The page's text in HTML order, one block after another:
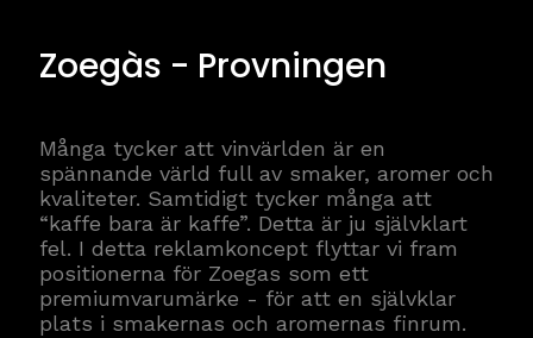
Zoegàs - Provningen
Många tycker att vinvärlden är en
spännande värld full av smaker, aromer och
kvaliteter. Samtidigt tycker många att
“kaffe bara är kaffe”. Detta är ju självklart
fel. I detta reklamkoncept flyttar vi fram
positionerna för Zoegas som ett
premiumvarumärke - för att en självklar
plats i smakernas och aromernas finrum.